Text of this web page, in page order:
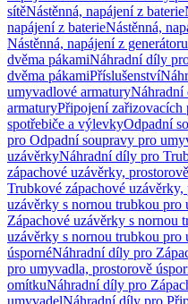
sítěNástěnná, napájení z baterie
napájení z baterieNástěnná,
Nástěnná, napájení z generátoru
dvěma pákamiNáhradní díly
dvěma pákamiPříslušenství
umyvadlové armaturyNáhradní
armaturyPřipojení zařizovacích
spotřebiče a výlevkyOdpadní
pro Odpadní soupravy pro
uzávěrkyNáhradní díly pro
zápachové uzávěrky,
Trubkové zápachové uzávěrky,
uzávěrky s nornou trubkou pro
Zápachové uzávěrky s nornou
uzávěrky s nornou trubkou pro
úspornéNáhradní díly pro
pro umyvadla, prostorově
omítkuNáhradní díly pro
umyvadelNáhradní díly pro